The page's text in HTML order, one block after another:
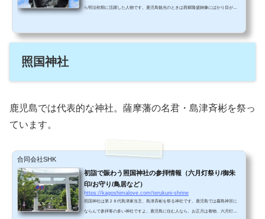
ら明治初期に活躍した人物です。鹿児島観光のときは西郷隆盛銅像にばかり目がい
思うのですが、こちらの銅像にも立ち寄っていただきたいです。西郷隆盛銅像と、
照国神社
鹿児島では代表的な神社。薩摩藩の名君・島津斉彬を祭っ
ています。
合同会社SHK
初詣で賑わう照国神社の参拝情報（六月灯祭り/御朱
印/お守り/鳥居など）
https://kagoshimalove.com/terukuni-shrine
照国神社は第２８代島津家当主、島津斉彬を祭る神社です。鹿児島では霧島神宮に
ならんで参拝客の多い神社ですよ。鹿児島に住む人なら、お正月は着物、六月灯な